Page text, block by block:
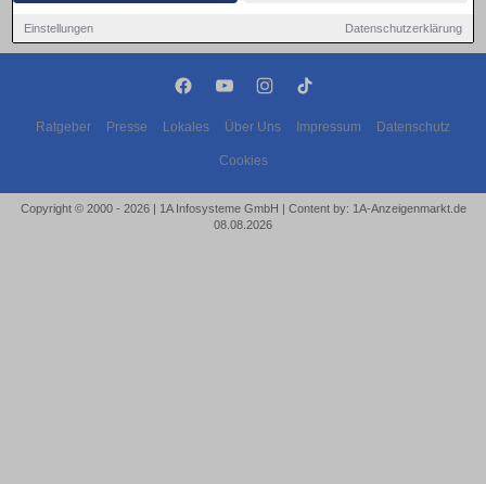
Einstellungen Datenschutzerklärung
Ratgeber Presse Lokales Über Uns Impressum Datenschutz
Cookies
Copyright © 2000 - 2026 | 1A Infosysteme GmbH | Content by: 1A-Anzeigenmarkt.de
08.08.2026